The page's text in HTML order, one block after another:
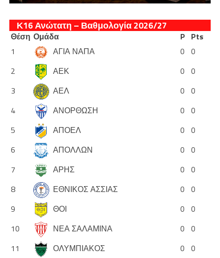
Κ16 Ανώτατη – Βαθμολογία 2026/27
Θέση Ομάδα P Pts
1
ΑΓΙΑ ΝΑΠΑ 0 0
2
ΑΕΚ 0 0
3
ΑΕΛ 0 0
4
ΑΝΟΡΘΩΣΗ 0 0
5
ΑΠΟΕΛ 0 0
6
ΑΠΟΛΛΩΝ 0 0
7
ΑΡΗΣ 0 0
8
ΕΘΝΙΚΟΣ ΑΣΣΙΑΣ 0 0
9
ΘΟΙ 0 0
10
ΝΕΑ ΣΑΛΑΜΙΝΑ 0 0
11
ΟΛΥΜΠΙΑΚΟΣ 0 0